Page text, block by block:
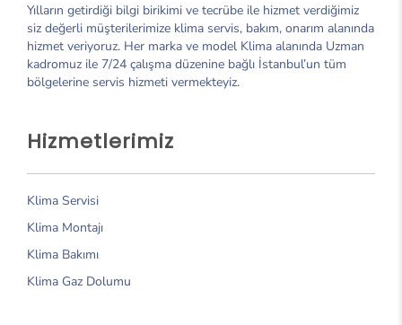
Yılların getirdiği bilgi birikimi ve tecrübe ile hizmet verdiğimiz
siz değerli müşterilerimize klima servis, bakım, onarım alanında
hizmet veriyoruz. Her marka ve model Klima alanında Uzman
kadromuz ile 7/24 çalışma düzenine bağlı İstanbul’un tüm
bölgelerine servis hizmeti vermekteyiz.
Hizmetlerimiz
Klima Servisi
Klima Montajı
Klima Bakımı
Klima Gaz Dolumu